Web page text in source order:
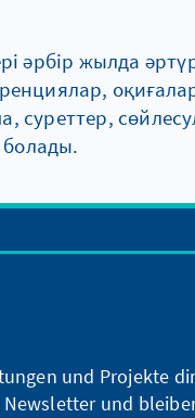
әрбір жылда
суреттер,
und Projekte
und